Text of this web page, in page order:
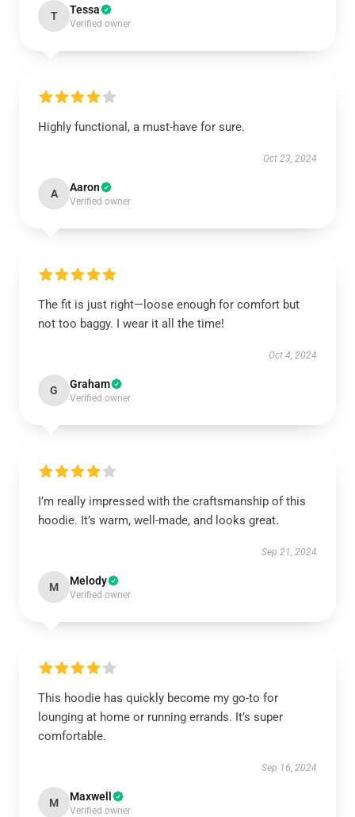
T Tessa
Verified owner
Highly functional, a must-have for sure.
Oct 23, 2024
A Aaron
Verified owner
The fit is just right—loose enough for comfort but
not too baggy. I wear it all the time!
Oct 4, 2024
G Graham
Verified owner
I’m really impressed with the craftsmanship of this
hoodie. It’s warm, well-made, and looks great.
Sep 21, 2024
M Melody
Verified owner
This hoodie has quickly become my go-to for
lounging at home or running errands. It’s super
comfortable.
Sep 16, 2024
M Maxwell
Verified owner